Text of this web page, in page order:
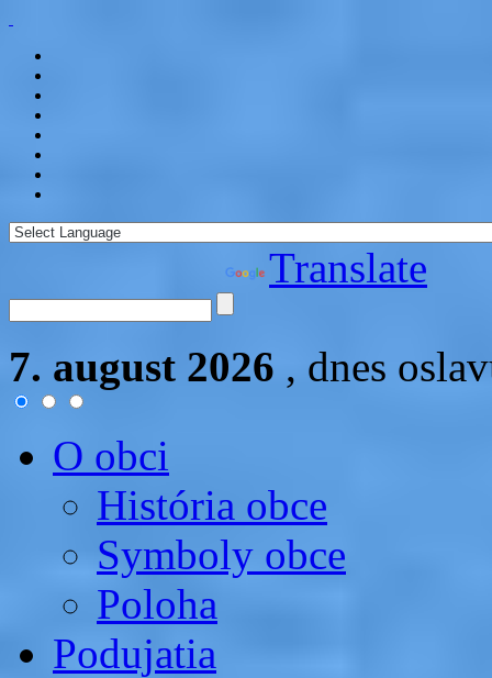
Translate
7. august 2026 , dnes
O obci
História obce
Symboly obce
Poloha
Podujatia